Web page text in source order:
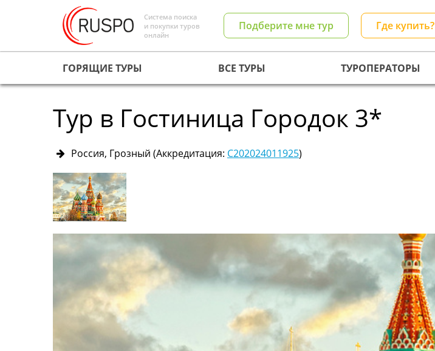
Система поиска
и покупки туров
онлайн
Подберите мне тур Где купить?
ГОРЯЩИЕ ТУРЫ ВСЕ ТУРЫ ТУРОПЕРАТОРЫ
Тур в Гостиница Городок 3*
Россия, Грозный (Аккредитация: С202024011925)